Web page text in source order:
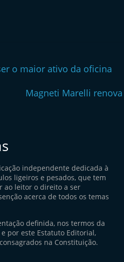
o maior ativo da oficina
Magneti Marelli
independente dedicada à
ligeiros e pesados, que tem
ao leitor o direito a ser
acerca de todos os temas
definida, nos termos da
por este Estatuto Editorial,
na Constituição.